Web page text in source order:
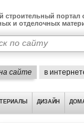
строительный портал
и отделочных
сайте в
ДИЗАЙН